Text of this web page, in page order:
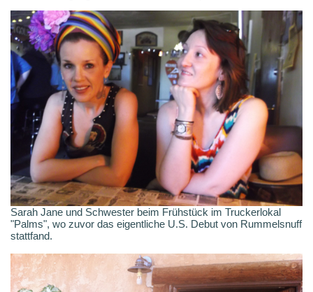
Sarah Jane und Schwester beim Frühstück im Truckerlokal
"Palms", wo zuvor das eigentliche U.S. Debut von Rummelsnuff
stattfand.